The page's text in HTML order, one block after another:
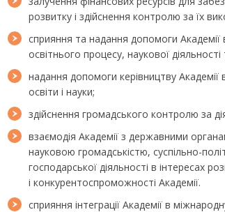
розвитку і здійснення контролю за їх
сприяння та надання допомоги Академії
освітнього процесу, наукової
надання допомоги керівництву Академії
освіти і науки;
здійснення громадського контролю за
взаємодія Академії з державними
науковою громадськістю, суспільно-
господарської діяльності в інтересах
і конкурентоспроможності Академії.
сприяння інтеграції Академії в